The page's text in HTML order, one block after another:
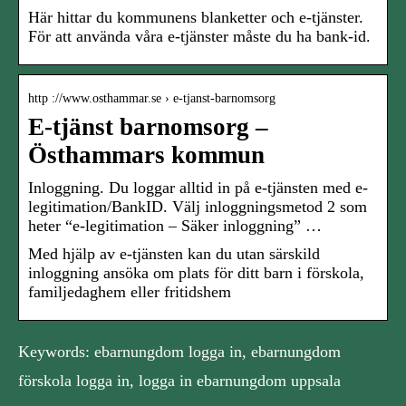
Här hittar du kommunens blanketter och e-tjänster.
För att använda våra e-tjänster måste du ha bank-id.
http ://www.osthammar.se › e-tjanst-barnomsorg
E-tjänst barnomsorg –
Östhammars kommun
Inloggning. Du loggar alltid in på e-tjänsten med e-
legitimation/BankID. Välj inloggningsmetod 2 som
heter “e-legitimation – Säker inloggning” …
Med hjälp av e-tjänsten kan du utan särskild
inloggning ansöka om plats för ditt barn i förskola,
familjedaghem eller fritidshem
Keywords: ebarnungdom logga in, ebarnungdom
förskola logga in, logga in ebarnungdom uppsala